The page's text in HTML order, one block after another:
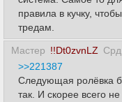
правила в кучку,
тредам.
Мастер !!Dt0zvnLZ
>>221387
Следующая ролёвка
так. И скорее всего